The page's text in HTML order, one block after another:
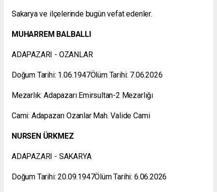
Sakarya ve ilçelerinde bugün vefat edenler.
MUHARREM BALBALLI
ADAPAZARI - OZANLAR
Doğum Tarihi: 1.06.1947Ölüm Tarihi: 7.06.2026
Mezarlık: Adapazarı Emirsultan-2 Mezarlığı
Cami: Adapazarı Ozanlar Mah. Valide Cami
NURSEN ÜRKMEZ
ADAPAZARI - SAKARYA
Doğum Tarihi: 20.09.1947Ölüm Tarihi: 6.06.2026